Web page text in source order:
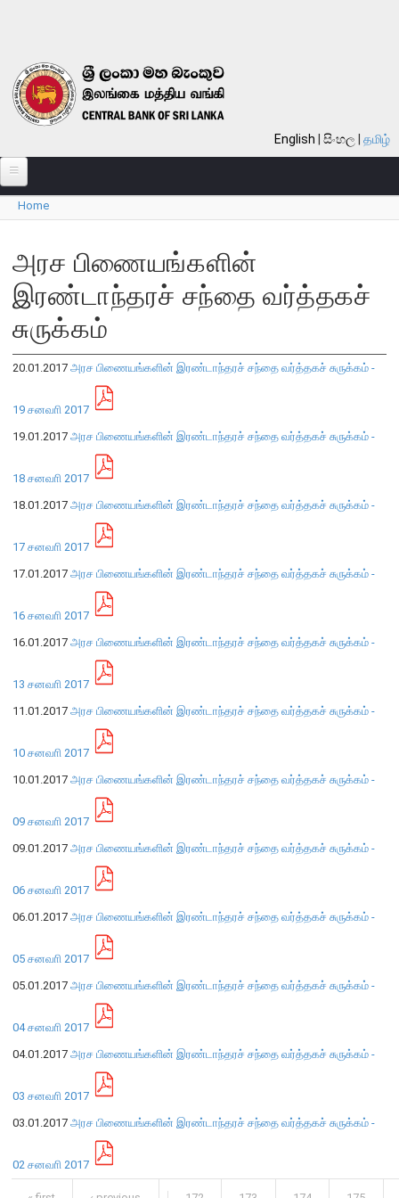
English සිංහල தமிழ்
பற்றி
பொது நோக்கு
வங்கியின் வரலாறு
தொலைநோக்கு, பணி, பெறுமானம்
குறிக்கோள்கள்
தொழிற்பாடுகள்
நிறுவன ரீதியான அமைப்பு
நிறுவனக் கட்டமைப்பு
முதன்மை அலுவலர்கள்
திணைக்களங்கள்
வங்கிப் பணிமனை
வங்கிப் பணிமனை
பிரதேச அலுவலகங்கள்
பொருளாதார வரலாற்று அரும்பொருட் காட்சிச் சாலை
எக்ஸ்டர் அறிக்கை
நாணயக் கொள்கை
நிதியியல் முறைமை
You are here
Home
அரச பிணையங்களின்
இரண்டாந்தரச் சந்தை வர்த்தகச்
சுருக்கம்
20.01.2017 அரச பிணையங்களின் இரண்டாந்தரச் சந்தை வர்த்தகச் சுருக்கம் -
19 சனவாி 2017
19.01.2017 அரச பிணையங்களின் இரண்டாந்தரச் சந்தை வர்த்தகச் சுருக்கம் -
18 சனவாி 2017
18.01.2017 அரச பிணையங்களின் இரண்டாந்தரச் சந்தை வர்த்தகச் சுருக்கம் -
17 சனவாி 2017
17.01.2017 அரச பிணையங்களின் இரண்டாந்தரச் சந்தை வர்த்தகச் சுருக்கம் -
16 சனவாி 2017
16.01.2017 அரச பிணையங்களின் இரண்டாந்தரச் சந்தை வர்த்தகச் சுருக்கம் -
13 சனவாி 2017
11.01.2017 அரச பிணையங்களின் இரண்டாந்தரச் சந்தை வர்த்தகச் சுருக்கம் -
10 சனவாி 2017
10.01.2017 அரச பிணையங்களின் இரண்டாந்தரச் சந்தை வர்த்தகச் சுருக்கம் -
09 சனவாி 2017
09.01.2017 அரச பிணையங்களின் இரண்டாந்தரச் சந்தை வர்த்தகச் சுருக்கம் -
06 சனவாி 2017
06.01.2017 அரச பிணையங்களின் இரண்டாந்தரச் சந்தை வர்த்தகச் சுருக்கம் -
05 சனவாி 2017
05.01.2017 அரச பிணையங்களின் இரண்டாந்தரச் சந்தை வர்த்தகச் சுருக்கம் -
04 சனவாி 2017
04.01.2017 அரச பிணையங்களின் இரண்டாந்தரச் சந்தை வர்த்தகச் சுருக்கம் -
03 சனவாி 2017
03.01.2017 அரச பிணையங்களின் இரண்டாந்தரச் சந்தை வர்த்தகச் சுருக்கம் -
02 சனவாி 2017